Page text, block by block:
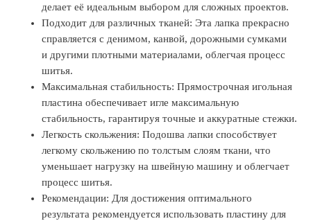
делает её идеальным выбором для сложных проектов.
Подходит для различных тканей: Эта лапка прекрасно
справляется с денимом, канвой, дорожными сумками
и другими плотными материалами, облегчая процесс
шитья.
Максимальная стабильность: Прямострочная игольная
пластина обеспечивает игле максимальную
стабильность, гарантируя точные и аккуратные стежки.
Легкость скольжения: Подошва лапки способствует
легкому скольжению по толстым слоям ткани, что
уменьшает нагрузку на швейную машину и облегчает
процесс шитья.
Рекомендации: Для достижения оптимального
результата рекомендуется использовать пластину для